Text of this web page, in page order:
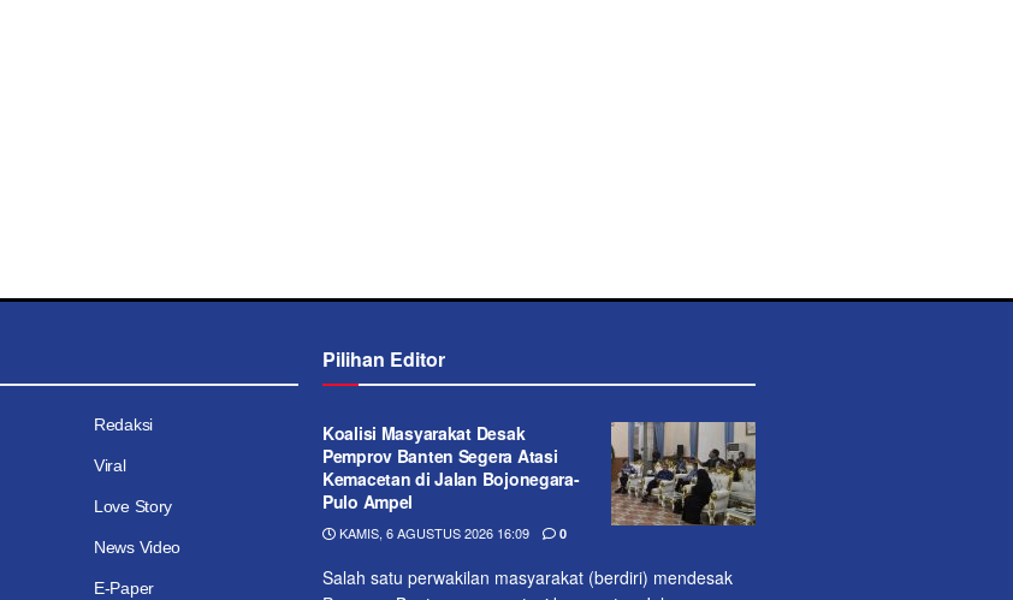
Redaksi
Viral
Love Story
News Video
E-Paper
Pilihan Editor
Koalisi Masyarakat Desak
Pemprov Banten Segera Atasi
Kemacetan di Jalan Bojonegara-
Pulo Ampel
KAMIS, 6 AGUSTUS 2026 16:09 0
Salah satu perwakilan masyarakat (berdiri) mendesak